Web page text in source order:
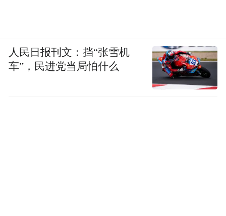
人民日报刊文：挡“张雪机
车”，民进党当局怕什么